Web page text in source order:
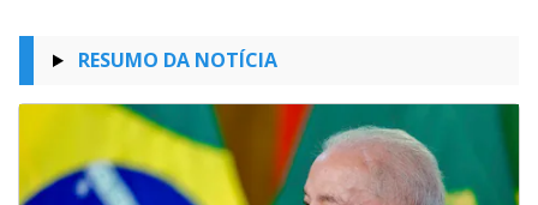
RESUMO DA NOTÍCIA